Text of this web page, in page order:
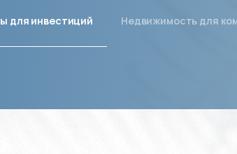
для инвестиций Недвижимость для